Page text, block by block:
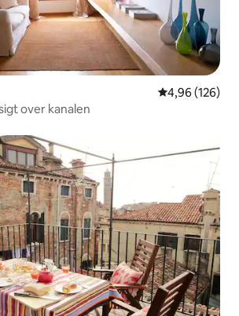
4,96 ud af 5 i
4,96 (126)
over kanalen